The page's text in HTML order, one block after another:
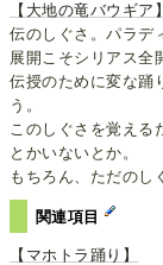
【大地の竜バウギア】
伝のしぐさ。パラデ
展開こそシリアス全
伝授のために変な踊
う。
このしぐさを覚える
とかいないとか。
もちろん、ただのし
関連項目
【マホトラ踊り】